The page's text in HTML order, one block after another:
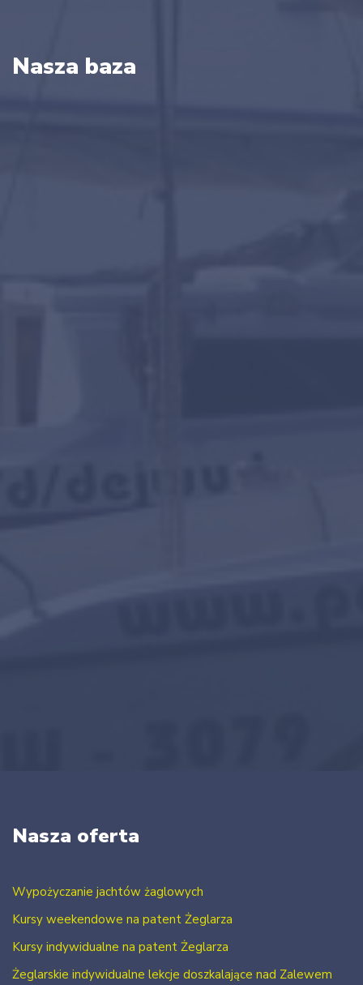
Nasza baza
Nasza oferta
Wypożyczanie jachtów żaglowych
Kursy weekendowe na patent Żeglarza
Kursy indywidualne na patent Żeglarza
Żeglarskie indywidualne lekcje doszkalające nad Zalewem